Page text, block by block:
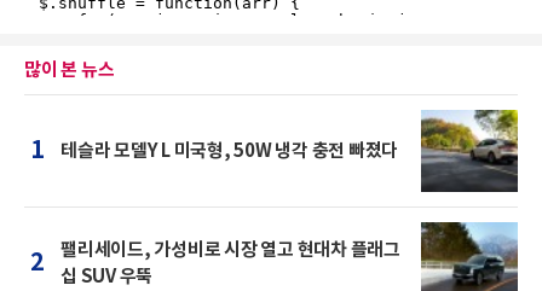
많이 본 뉴스
1 테슬라 모델Y L 미국형, 50W 냉각 충전 빠졌다
2
팰리세이드, 가성비로 시장 열고 현대차 플래그
십 SUV 우뚝